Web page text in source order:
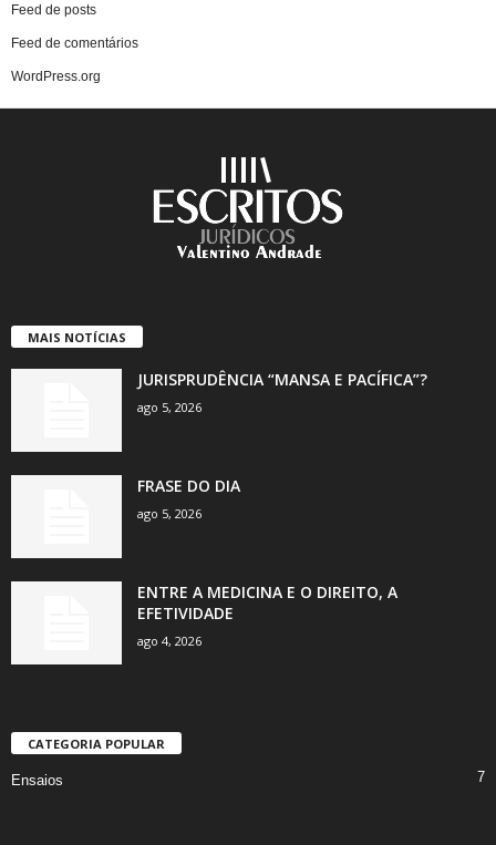
Feed de posts
Feed de comentários
WordPress.org
MAIS NOTÍCIAS
JURISPRUDÊNCIA “MANSA E PACÍFICA”?
ago 5, 2026
FRASE DO DIA
ago 5, 2026
ENTRE A MEDICINA E O DIREITO, A
EFETIVIDADE
ago 4, 2026
CATEGORIA POPULAR
Ensaios 7